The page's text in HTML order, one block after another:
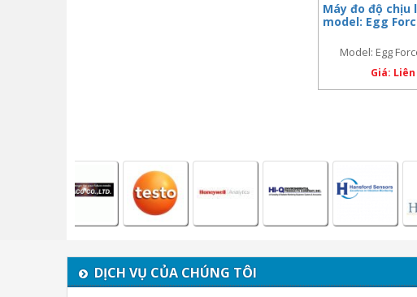
Máy đo độ
model: Egg
Model: Egg
Giá:
DỊCH VỤ CỦA CHÚNG TÔI